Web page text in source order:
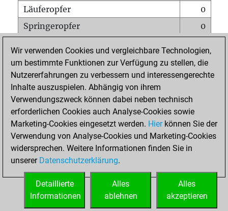
Läuferopfer
0
Springeropfer
0
Matt auf vollem Brett
0
Bauer setzt Matt
0
Erstickte Matts
Unterverwandlungen
Türme auf der siebten
0
STARTSEITE
Wir verwenden Cookies und vergleichbare Technologien,
um bestimmte Funktionen zur Verfügung zu stellen, die
Nutzererfahrungen zu verbessern und interessengerechte
Inhalte auszuspielen. Abhängig von ihrem
Verwendungszweck können dabei neben technisch
erforderlichen Cookies auch Analyse-Cookies sowie
Marketing-Cookies eingesetzt werden. Hierkönnen Sie der
Verwendung von Analyse-Cookies und Marketing-Cookies
widersprechen. Weitere Informationen finden Sie in
unserer Datenschutzerklärung.
Alles
akzeptieren
Alles
ablehnen
Detaillierte
Informationen